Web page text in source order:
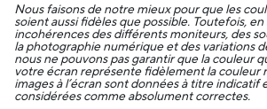
Nous faisons de notre mieux pour que les
soient aussi fidèles que possible. Toutefois, en
incohérences des différents moniteurs, des
la photographie numérique et des variations
nous ne pouvons pas garantir que la couleur
votre écran représente fidèlement la couleur
images à l’écran sont données à titre indicatif
considérées comme absolument correctes.